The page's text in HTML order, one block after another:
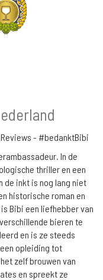
- #bedanktBibi
In de
thriller en een
de inkt is nog lang niet
historische roman en
Bibi een liefhebber van
bieren te
en is ze steeds
opleiding tot
zelf brouwen van
en spreekt ze